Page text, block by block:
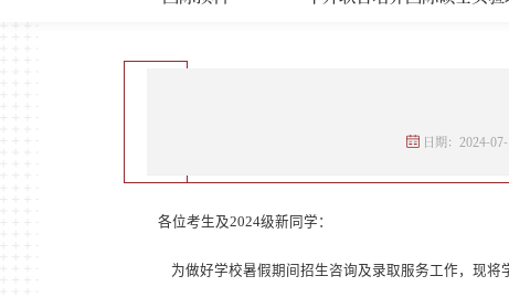
日期：2024-
各位考生及2024级新同学：
为做好学校暑假期间招生咨询及录取服务工作，现将